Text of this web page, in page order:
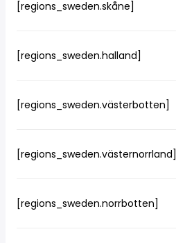
[regions_sweden.skåne]
[regions_sweden.halland]
[regions_sweden.västerbotten]
[regions_sweden.västernorrland]
[regions_sweden.norrbotten]